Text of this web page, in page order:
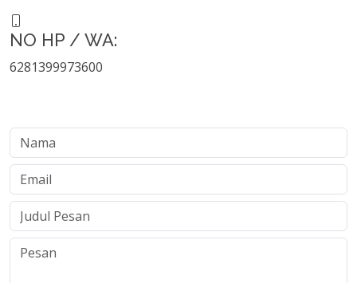
NO HP / WA:
6281399973600